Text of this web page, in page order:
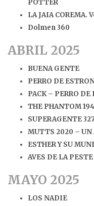
POTTER
LA JAIA COREMA.
Dolmen 360
ABRIL 2025
BUENA GENTE
PERRO DE
PACK – PERRO DE
THE PHANTOM
SUPERAGENTE
MUTTS 2020 – UN
ESTHER Y SU
AVES DE LA PESTE
MAYO 2025
LOS NADIE